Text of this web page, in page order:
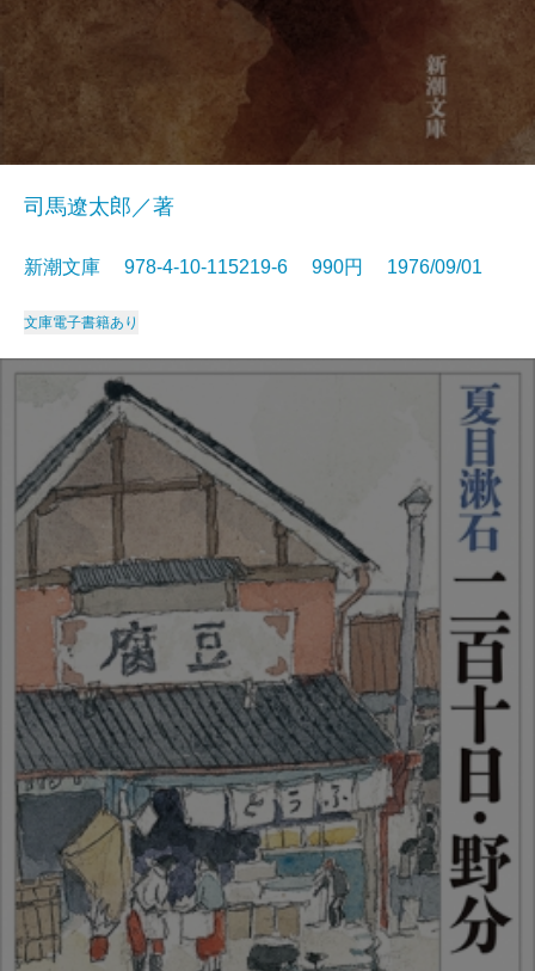
司馬遼太郎／著
新潮文庫 978-4-10-115219-6 990円 1976/09/01
文庫電子書籍あり